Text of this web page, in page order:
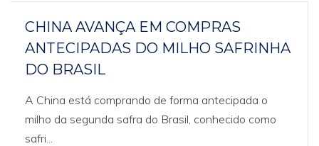
CHINA AVANÇA EM COMPRAS
ANTECIPADAS DO MILHO SAFRINHA
DO BRASIL
A China está comprando de forma antecipada o
milho da segunda safra do Brasil, conhecido como
safri...